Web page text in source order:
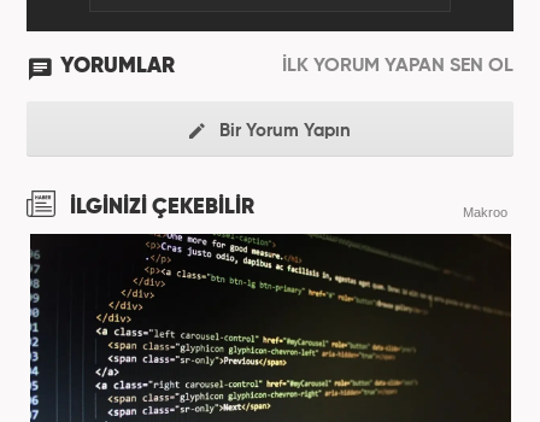
YORUMLAR İLK YORUM YAPAN SEN OL
Bir Yorum Yapın
İLGİNİZİ ÇEKEBİLİR Makroo